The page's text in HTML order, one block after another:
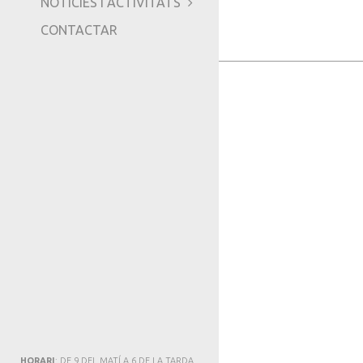
CONTACTAR
HORARI : DE 9 DEL MATÍ A 6 DE LA TARDA.